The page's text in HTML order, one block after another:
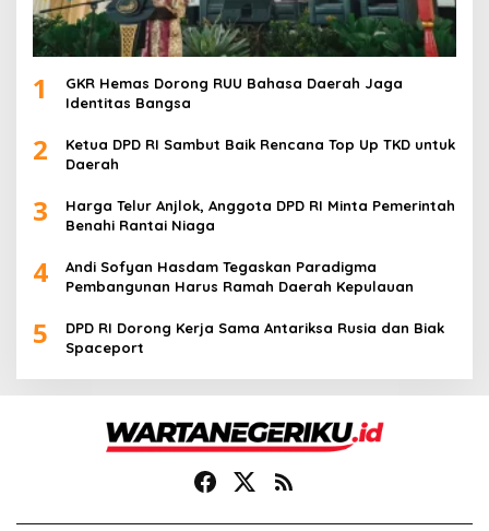
1
GKR Hemas Dorong RUU Bahasa Daerah Jaga
Identitas Bangsa
2
Ketua DPD RI Sambut Baik Rencana Top Up TKD untuk
Daerah
3
Harga Telur Anjlok, Anggota DPD RI Minta Pemerintah
Benahi Rantai Niaga
4
Andi Sofyan Hasdam Tegaskan Paradigma
Pembangunan Harus Ramah Daerah Kepulauan
5
DPD RI Dorong Kerja Sama Antariksa Rusia dan Biak
Spaceport